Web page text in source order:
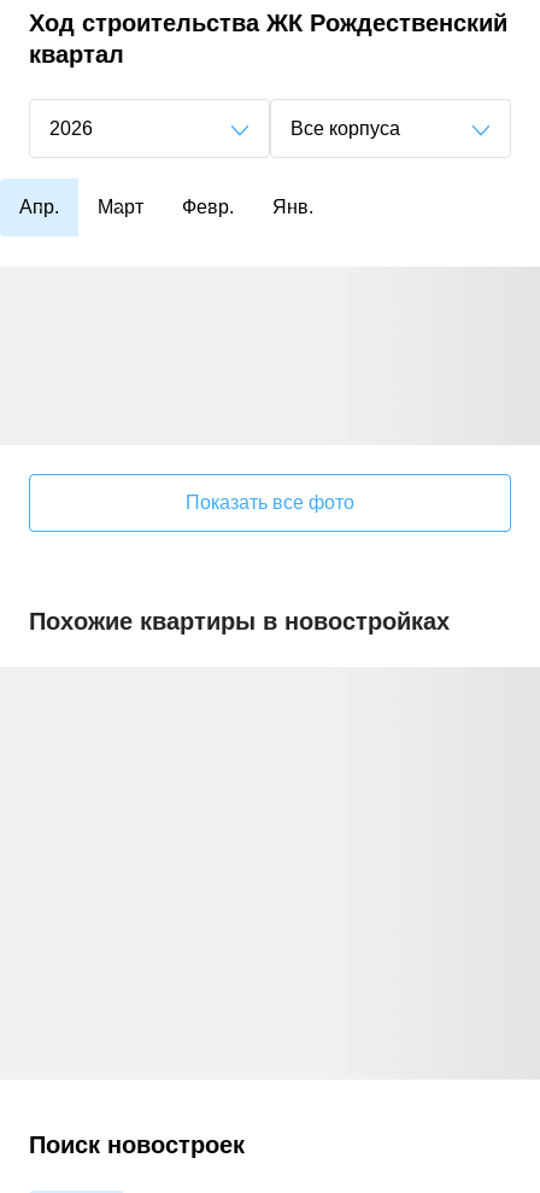
Ход строительства ЖК Рождественский
квартал
2026 Все корпуса
Апр. Март Февр. Янв.
Показать все фото
Похожие квартиры в новостройках
Поиск новостроек